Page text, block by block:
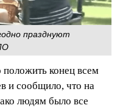
празднуют
конец всем
и сообщило, что на
людям было все